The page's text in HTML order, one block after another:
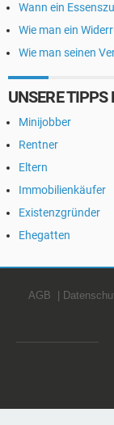
Wann ein
Wie man ein
Wie man seinen
UNSERE TIPPS
Minijobber
Rentner
Eltern
Immobilienkäufer
Existenzgründer
Ehegatten
AGB